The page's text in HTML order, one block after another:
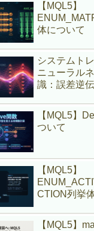
【MQL5】
体について
システムト
ニューラル
識：誤差逆
【MQL5】
ついて
【MQL5】
CTION列挙
【MQL5】